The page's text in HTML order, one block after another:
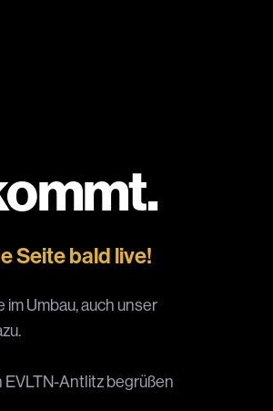
Seite bald live!
Umbau, auch unser
EVLTN-Antlitz begrüßen